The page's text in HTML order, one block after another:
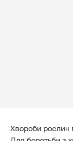
Хвороби рослин